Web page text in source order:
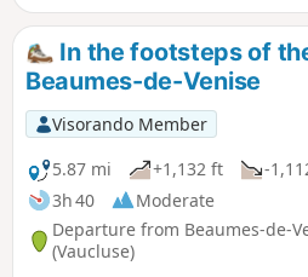
In the footsteps of
Beaumes-de-Venise
Visorando Member
5.87 mi
+1,132 ft
-
3h 40
Moderate
Departure from Beaumes-de-
(Vaucluse)